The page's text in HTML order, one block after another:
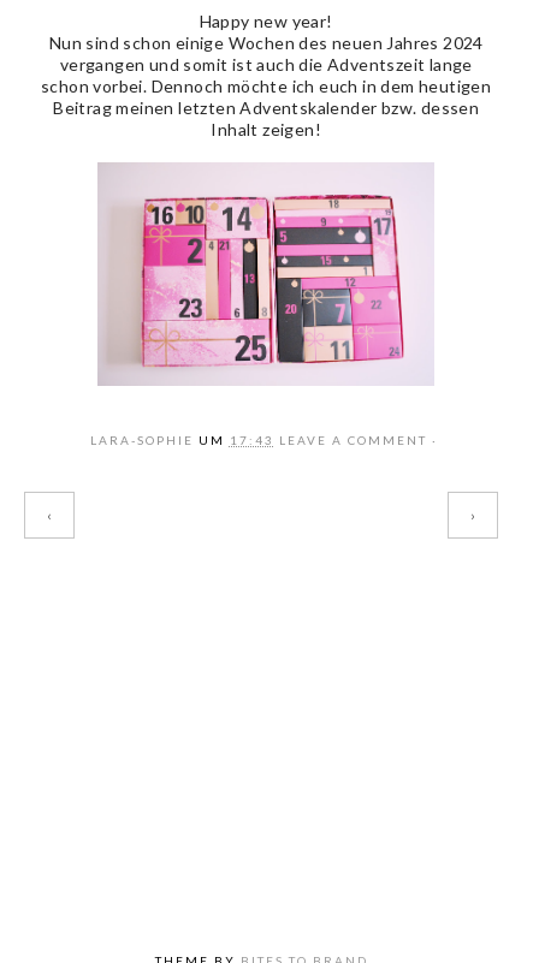
Happy new year!
Nun sind schon einige Wochen des neuen Jahres 2024
vergangen und somit ist auch die Adventszeit lange
schon vorbei. Dennoch möchte ich euch in dem heutigen
Beitrag meinen letzten Adventskalender bzw. dessen
Inhalt zeigen!
LARA-SOPHIE UM 17:43 LEAVE A COMMENT
‹ ›